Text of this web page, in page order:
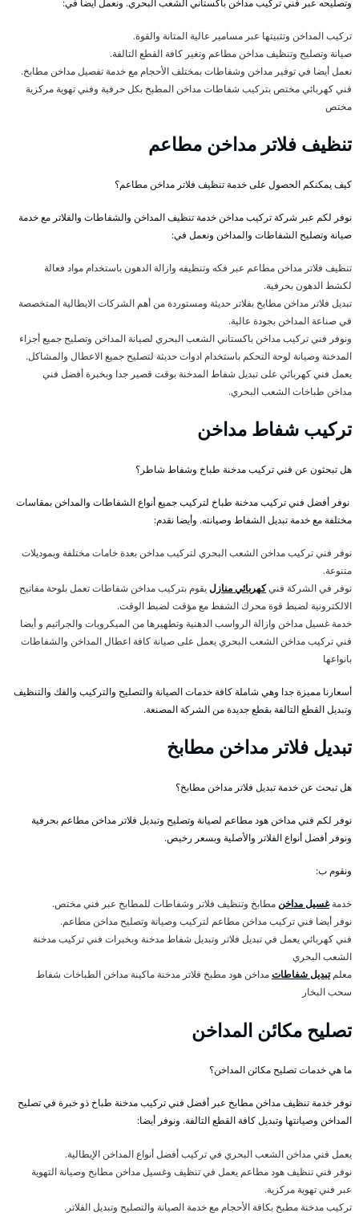
تركيب المداخن وتثبيتها عبر مسامير عالية المتانة والقوة.
صيانة وتصليح وتنظيف مداخن مطاعم وتغير كافة القطع التالفة.
نعمل أيضا في توفير مداخن وشفاطات بمختلف الأحجام مع خدمة تفصيل مداخن مطابخ.
فني كهربائي مختص بتركيب شفاطات مداخن المطبخ بكل حرفية وفني تهوية مركزية
مختص
تنظيف فلاتر مداخن مطاعم
كيف يمكنكم الحصول على خدمة تنظيف فلاتر مداخن مطاعم؟
نوفر لكم عبر شركة تركيب مداخن خدمة تنظيف المداخن والشفاطات والفلاتر مع خدمة
صيانة وتصليح الشفاطات والمداخن ونعمل في:
تنظيف فلاتر مداخن مطاعم عبر فكه وتنظيفه وازالة الدهون باستخدام مواد فعالة
لكشط الدهون بحرفية.
تبديل فلاتر مداخن مطابخ بفلاتر حديثة ومستوردة من أهم الشركات الايطالية المتخصصة
في صناعة المداخن بجودة عالية.
ونوفر فني تركيب مداخن باكستاني الشعب البحري لصيانة المداخن وتصليح جميع أجزاء
المدخنة وصيانة لوحة التحكم باستخدام ادوات حديثة لتصليح جميع الاعطال والمشاكل.
يعمل فني كهربائي على تبديل شفاط المدخنة بوقت قصير جدا وبخبرة أفضل فني
مداخن طباخات الشعب البحري.
تركيب شفاط مداخن
هل تبحثون عن فني تركيب مدخنة طباخ وشفاط شاطر؟
نوفر أفضل فني تركيب مدخنة طباخ لتركيب جميع أنواع الشفاطات والمداخن بمقاسات
مختلفة مع خدمة تبديل الشفاط وصيانته. وأيضا نقدم:
نوفر فني تركيب مداخن الشعب البحري لتركيب مداخن بعدة خامات مختلفة وبموديلات
متنوعة.
نوفر في الشركة فنيكهربائي منازليقوم بتركيب مداخن شفاطات تعمل بلوحة مفاتيح
الالكترونية لضبط قوة محرك الشفط مع مؤقت لضبط الوقت.
خدمة غسيل مداخن وازالة الرواسب الدهنية وتطهيرها من الميكروبات والجراثيم و أيضا
فني تركيب مداخن الشعب البحري يعمل على صيانة كافة اعطال المداخن والشفاطات
بانواعها
أسعارنا مميزة جدا وهي شاملة كافة خدمات الصيانة والتصليح والتركيب والفك والتنظيف
وتبديل القطع التالفة بقطع جديدة من الشركة المصنعة.
تبديل فلاتر مداخن مطابخ
هل تبحث عن خدمة تبديل فلاتر مداخن مطابخ؟
نوفر لكم فني مداخن هود مطاعم لصيانة وتصليح وتبديل فلاتر مداخن مطاعم بحرفية
ونوفر أفضل أنواع الفلاتر والأصلية وبسعر رخيص.
ونقوم ب:
خدمةغسيل مداخنمطابخ وتنظيف فلاتر وشفاطات للمطابخ عبر فني مختص.
نوفر أيضا فني تركيب مداخن مطاعم لتركيب وصيانة وتصليح مداخن مطاعم.
فني كهربائي يعمل في تبديل فلاتر وتبديل شفاط مدخنة وبخبرات فني تركيب مدخنة
الشعب البحري
معلمتبديل شفاطاتمداخن هود مطبخ فلاتر مدخنة ماكينة مداخن الطباخات شفاط
سحب البخار
تصليح مكائن المداخن
ما هي خدمات تصليح مكائن المداخن؟
نوفر خدمة تنظيف مداخن مطابخ عبر أفضل فني تركيب مدخنة طباخ ذو خبرة في تصليح
المداخن وصيانتها وتبديل كافة القطع التالفة. ونوفر أيضا:
يعمل فني مداخن الشعب البحري في تركيب أفضل أنواع المداخن الإيطالية.
نوفر فني تنظيف هود مطاعم يعمل في تنظيف وغسيل مداخن مطابخ وصيانة التهوية
عبر فني تهوية مركزية.
تركيب مدخنة مطبخ بكافة الأحجام مع خدمة الصيانة والتصليح وتبديل الفلاتر.